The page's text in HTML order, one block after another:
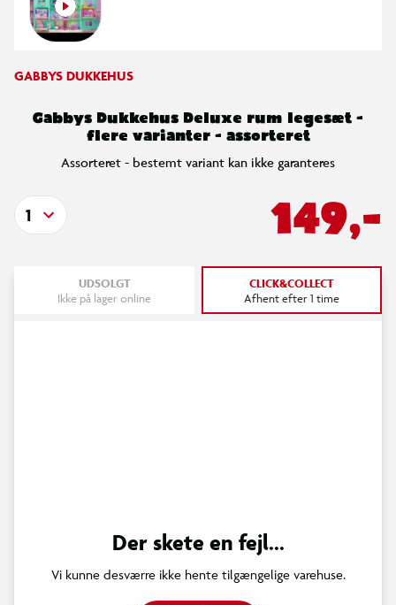
GABBYS DUKKEHUS
Gabbys Dukkehus Deluxe rum legesæt -
flere varianter - assorteret
Assorteret - bestemt variant kan ikke garanteres
149,-
1
UDSOLGT
Ikke på lager online
CLICK&COLLECT
Afhent efter 1 time
Der skete en fejl...
Vi kunne desværre ikke hente tilgængelige varehuse.